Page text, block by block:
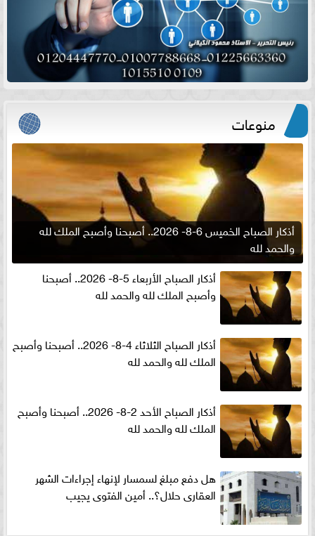
منوعات
أذكار الصباح الخميس 6-8- 2026.. أصبحنا وأصبح الملك لله
والحمد لله
أذكار الصباح الأربعاء 5-8- 2026.. أصبحنا
وأصبح الملك لله والحمد لله
أذكار الصباح الثلاثاء 4-8- 2026.. أصبحنا وأصبح
الملك لله والحمد لله
أذكار الصباح الأحد 2-8- 2026.. أصبحنا وأصبح
الملك لله والحمد لله
هل دفع مبلغ لسمسار لإنهاء إجراءات الشهر
العقارى حلال؟.. أمين الفتوى يجيب